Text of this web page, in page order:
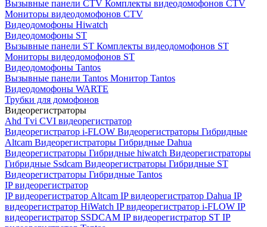
Вызывные панели CTV Комплекты видеодомофонов CTV
Мониторы видеодомофонов CTV
Видеодомофоны Hiwatch
Видеодомофоны ST
Вызывные панели ST Комплекты видеодомофонов ST
Мониторы видеодомофонов ST
Видеодомофоны Tantos
Вызывные панели Tantos Монитор Tantos
Видеодомофоны WARTE
Трубки для домофонов
Видеорегистраторы
Ahd Tvi CVI видеорегистратор
Видеорегистратор i-FLOW Видеорегистраторы Гибридные
Altcam Видеорегистраторы Гибридные Dahua
Видеорегистраторы Гибридные hiwatch Видеорегистраторы
Гибридные Ssdcam Видеорегистраторы Гибридные ST
Видеорегистраторы Гибридные Tantos
IP видеорегистратор
IP видеорегистратор Altcam IP видеорегистратор Dahua IP
видеорегистратор HiWatch IP видеорегистратор i-FLOW IP
видеорегистратор SSDCAM IP видеорегистратор ST IP